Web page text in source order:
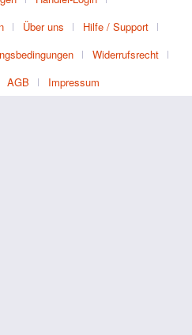
Über uns
Hilfe / Support
Widerrufsrecht
AGB Impressum